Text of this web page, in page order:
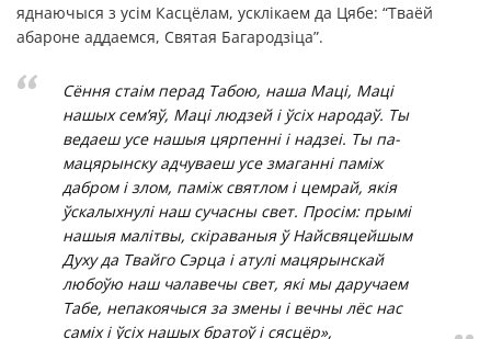
яднаючыся з усім Касцёлам, усклікаем да Цябе: “Тваёй
абароне аддаемся, Святая Багародзіца”.
Сёння стаім перад Табою, наша Маці, Маці
нашых сем’яў, Маці людзей і ўсіх народаў. Ты
ведаеш усе нашыя цярпенні і надзеі. Ты па-
мацярынску адчуваеш усе змаганні паміж
дабром і злом, паміж святлом і цемрай, якія
ўскалыхнулі наш сучасны свет. Просім: прымі
нашыя малітвы, скіраваныя ў Найсвяцейшым
Духу да Твайго Сэрца і атулі мацярынскай
любоўю наш чалавечы свет, які мы даручаем
Табе, непакоячыся за змены і вечны лёс нас
саміх і ўсіх нашых братоў і сясцёр»,